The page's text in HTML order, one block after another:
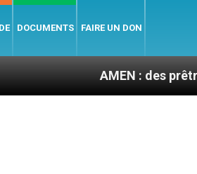
DOCUMENTS FAIRE UN DON
AMEN : des prêtres à portée